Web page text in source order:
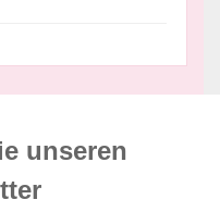
unseren